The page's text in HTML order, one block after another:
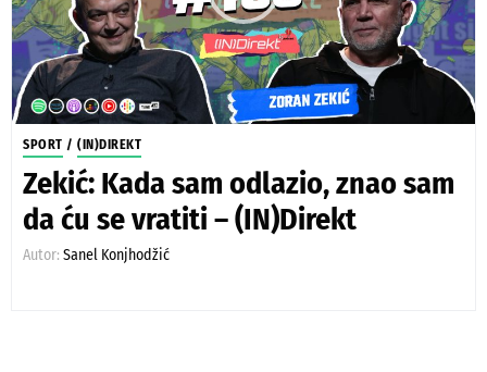
SPORT / (IN)DIREKT
Zekić: Kada sam odlazio, znao sam
da ću se vratiti – (IN)Direkt
Autor: Sanel Konjhodžić